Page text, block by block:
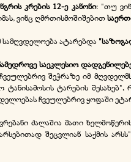
კრების 12-ე კანონი: "თუ
ვინც ღმრთისმოშიშებით
სამღვდელოება ატარებდა
საეკლესიო
შეჭრაზე იმ
ტარების
ჩვეულებრივ ყოფაში
ძალაშია მათი
შეცვლიან საქმის